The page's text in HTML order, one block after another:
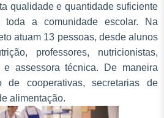
qualidade e quantidade suficiente
a comunidade escolar. Na
atuam 13 pessoas, desde alunos
professores, nutricionistas,
e assessora técnica. De maneira
cooperativas, secretarias de
alimentação.